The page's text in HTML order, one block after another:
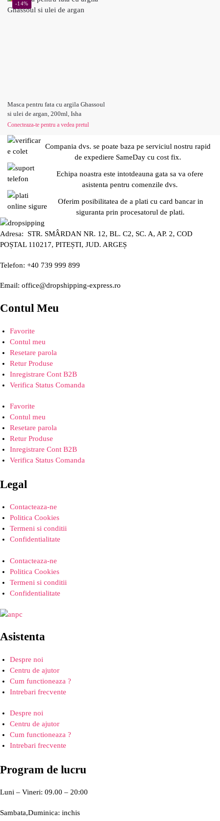
-14%
Masca pentru fata cu argila Ghassoul
si ulei de argan, 200ml, Isha
Conecteaza-te pentru a vedea pretul
Compania dvs. se poate baza pe serviciul nostru rapid
de expediere SameDay cu cost fix.
Echipa noastra este intotdeauna gata sa va ofere
asistenta pentru comenzile dvs.
Oferim posibilitatea de a plati cu card bancar in
siguranta prin procesatorul de plati.
Adresa: STR. SMÂRDAN NR. 12, BL. C2, SC. A, AP. 2, COD
POȘTAL 110217, PITEȘTI, JUD. ARGEȘ
Telefon: +40 739 999 899
Email: office@dropshipping-express.ro
Contul Meu
Favorite
Contul meu
Resetare parola
Retur Produse
Inregistrare Cont B2B
Verifica Status Comanda
Favorite
Contul meu
Resetare parola
Retur Produse
Inregistrare Cont B2B
Verifica Status Comanda
Legal
Contacteaza-ne
Politica Cookies
Termeni si conditii
Confidentialitate
Contacteaza-ne
Politica Cookies
Termeni si conditii
Confidentialitate
Asistenta
Despre noi
Centru de ajutor
Cum functioneaza ?
Intrebari frecvente
Despre noi
Centru de ajutor
Cum functioneaza ?
Intrebari frecvente
Program de lucru
Luni – Vineri: 09.00 – 20:00
Sambata,Duminica: inchis